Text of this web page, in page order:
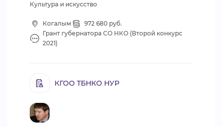
Культура и искусство
Когалым
972 680 руб.
Грант губернатора СО НКО (Второй конкурс
2021)
КГОО ТБНКО НУР